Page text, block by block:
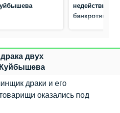
двух
драки и его
оказались под